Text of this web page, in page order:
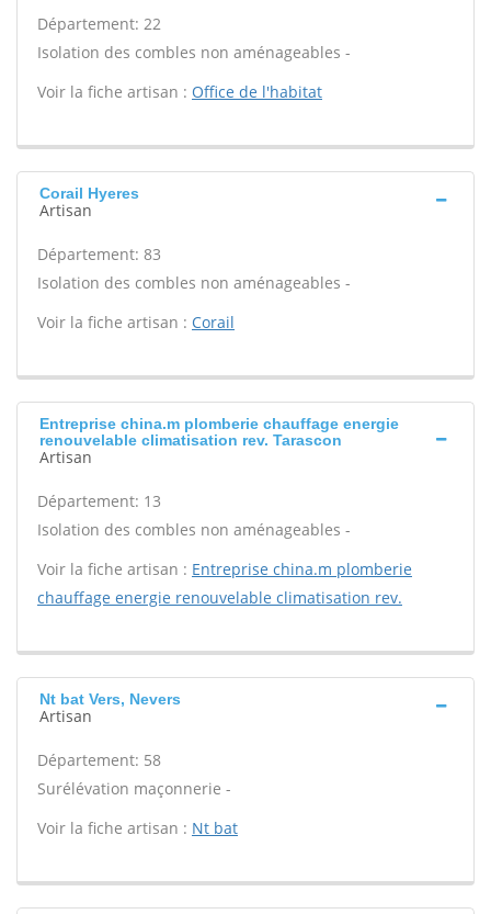
Département: 22
Isolation des combles non aménageables -
Voir la fiche artisan : Office de l'habitat
Corail Hyeres
Artisan
Département: 83
Isolation des combles non aménageables -
Voir la fiche artisan : Corail
Entreprise china.m plomberie chauffage energie
renouvelable climatisation rev. Tarascon
Artisan
Département: 13
Isolation des combles non aménageables -
Voir la fiche artisan : Entreprise china.m plomberie
chauffage energie renouvelable climatisation rev.
Nt bat Vers, Nevers
Artisan
Département: 58
Surélévation maçonnerie -
Voir la fiche artisan : Nt bat